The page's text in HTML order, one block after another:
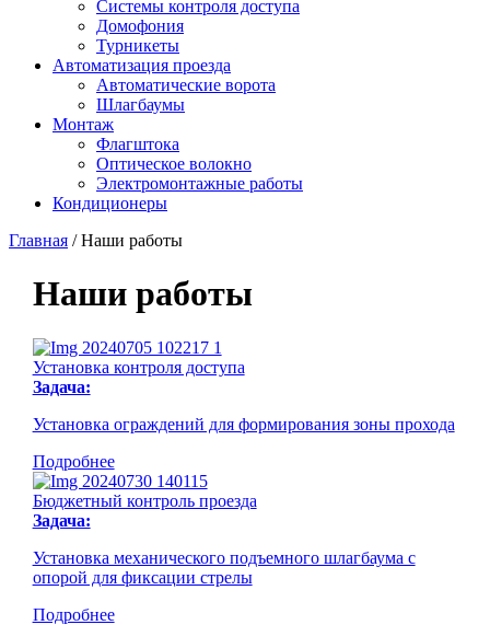
Системы контроля доступа
Домофония
Турникеты
Автоматизация проезда
Автоматические ворота
Шлагбаумы
Монтаж
Флагштока
Оптическое волокно
Электромонтажные работы
Кондиционеры
Главная /Наши работы
Наши работы
Установка контроля доступа
Задача:
Установка ограждений для формирования зоны прохода
Подробнее
Бюджетный контроль проезда
Задача:
Установка механического подъемного шлагбаума с
опорой для фиксации стрелы
Подробнее